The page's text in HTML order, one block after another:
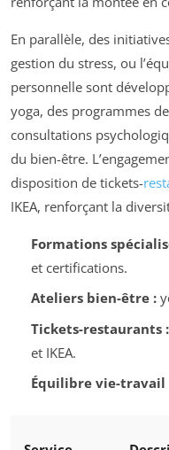
En parallèle, des
gestion du stress, ou
personnelle sont
yoga, des programmes
consultations
du bien-être.
disposition de tickets-
IKEA, renforçant la
Formations
et certifications.
Ateliers bien-être :
Tickets-restaurants :
et IKEA.
Équilibre vie-travail